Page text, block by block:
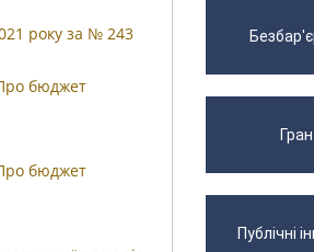
року за № 243
бюджет
бюджет
Публічні